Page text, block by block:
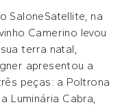
SaloneSatellite, na
Camerino levou
terra natal,
apresentou a
peças: a Poltrona
Luminária Cabra,